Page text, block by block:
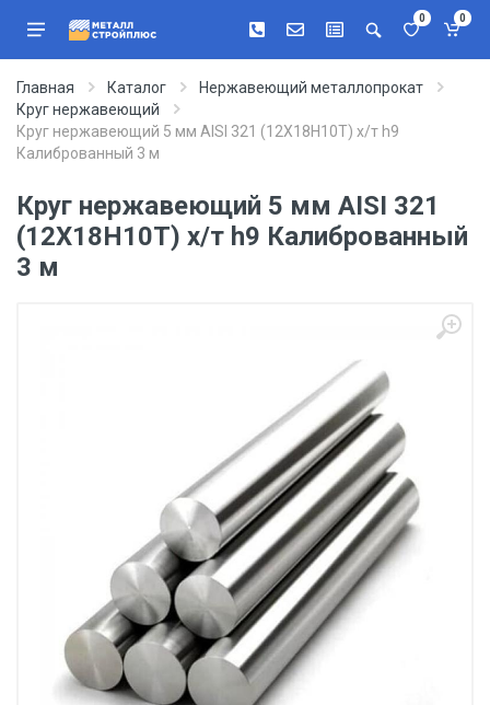
0 0
Главная Каталог
Нержавеющий металлопрокат
Круг нержавеющий
Круг нержавеющий 5 мм AISI 321 (12Х18Н10Т) х/т h9
Калиброванный 3 м
Круг нержавеющий 5 мм AISI 321
(12Х18Н10Т) х/т h9 Калиброванный
3 м